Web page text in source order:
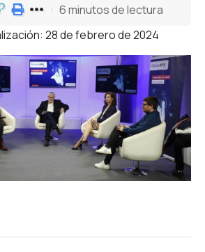
28 de febrero de 2024
6 minutos de lectura